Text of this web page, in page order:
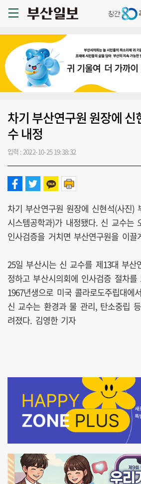
차기 부산연구원 원장에 신
수 내정
입력 : 2022-10-25 19:38:32
차기 부산연구원 원장에 신현석(사진)
시스템공학과)가 내정됐다. 신 교수는
인사검증을 거치면 부산연구원을 이끌
25일 부산시는 신 교수를 제13대 부산
정하고 부산시의회에 인사검증 절차를
1967년생으로 미국 콜라로도주립대에
신 교수는 환경과 물 관리, 탄소중립
려졌다. 김영한 기자